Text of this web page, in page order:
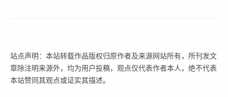
站点声明：本站转载作品版权归原作者及来源网站所有，所刊发文
章除注明来源外，均为用户投稿，观点仅代表作者本人，绝不代表
本站赞同其观点或证实其描述。